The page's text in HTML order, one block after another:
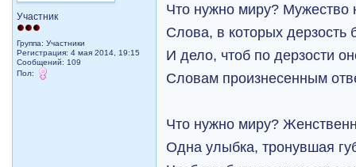
Участник
Группа: Участники
Регистрация: 4 мая 2014, 19:15
Сообщений: 109
Пол:
Что нужно миру? Мужество
Слова, в которых дерзость
И дело, чтоб по дерзости
Словам произнесенным
Что нужно миру?
Одна улыбка, тронувшая